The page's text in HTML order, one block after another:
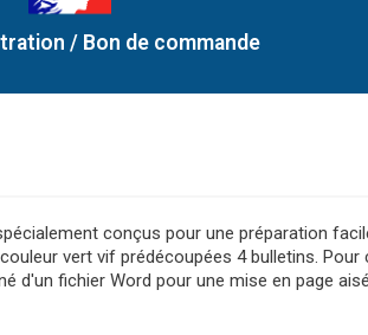
/ Bon de commande
conçus pour une préparation
vert vif prédécoupées 4 bulletins.
d'un fichier Word pour une mise en page